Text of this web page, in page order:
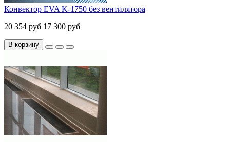
Конвектор EVA K-1750 без вентилятора
20 354 руб 17 300 руб
В корзину